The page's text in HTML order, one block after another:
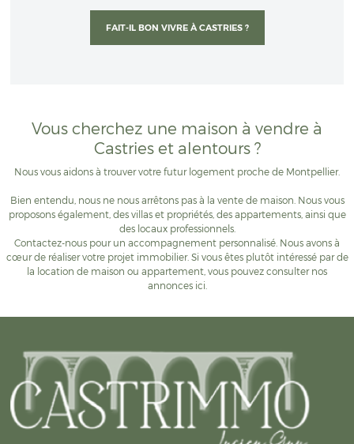
adresse mail) soit par sur notre site en remplissant le
formulaire de saisine en ligne à l'adresse
suivantehttps://www.anmconso.com. Pour plus
FAIT-IL BON VIVRE À CASTRIES ?
Vous cherchez une maison à vendre à
Castries et alentours ?
Nous vous aidons à trouver votre futur logement proche de Montpellier.
Bien entendu, nous ne nous arrêtons pas à la vente de maison. Nous vous
proposons également, des villas et propriétés, des appartements, ainsi que
des locaux professionnels.
Contactez-nous pour un accompagnement personnalisé. Nous avons à
cœur de réaliser votre projet immobilier. Si vous êtes plutôt intéressé par de
la location de maison ou appartement, vous pouvez consulter nos
annonces ici